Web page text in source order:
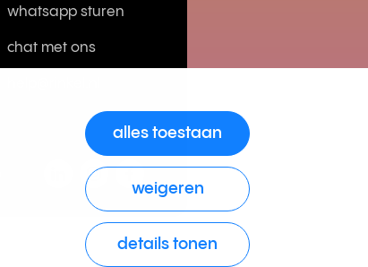
alles toestaan
weigeren
details tonen
whatsapp sturen
chat met ons